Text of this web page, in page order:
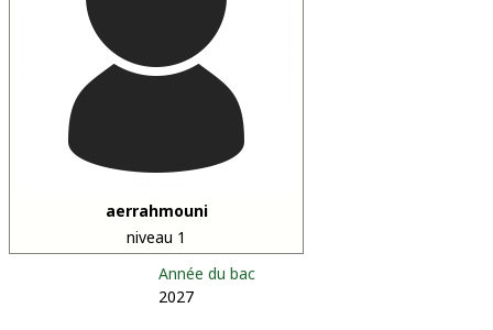
aerrahmouni
niveau 1
Année du bac
2027